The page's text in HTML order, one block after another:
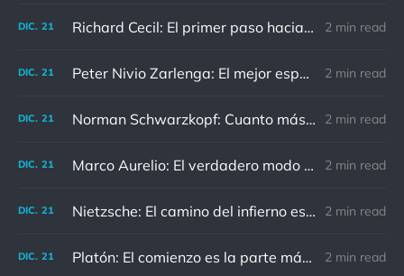
DIC. 21 Richard Cecil: El primer paso hacia el conocimiento es saber que somos ignorantes. 2 min read
DIC. 21 Peter Nivio Zarlenga: El mejor espejo es un viejo amigo. 2 min read
DIC. 21 Norman Schwarzkopf: Cuanto más sudes por la paz, menos sangras por la guerra. 2 min read
DIC. 21 Marco Aurelio: El verdadero modo de vengarse de un enemigo es no parecérsele. 2 min read
DIC. 21 Nietzsche: El camino del infierno está asfaltado de buenas intenciones. 2 min read
DIC. 21 Platón: El comienzo es la parte más importante del trabajo 2 min read